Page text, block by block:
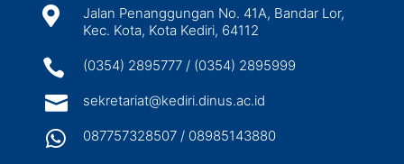

Jalan Penanggungan No. 41A, Bandar Lor,
Kec. Kota, Kota Kediri, 64112
 (0354) 2895777 / (0354) 2895999
 sekretariat@kediri.dinus.ac.id
 087757328507 / 08985143880